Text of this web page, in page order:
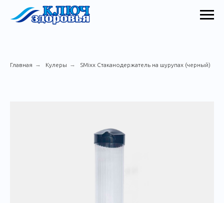
Главная → Кулеры → SMixx Стаканодержатель на шурупах (черный)